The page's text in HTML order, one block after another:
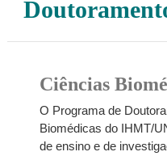
Ciências
O Programa de
Biomédicas do IHMT/
de ensino e de